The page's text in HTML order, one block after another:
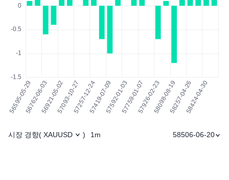
시장 경향( XAUUSD ) 1m 58506-06-20